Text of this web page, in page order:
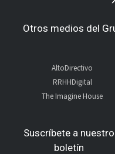
Otros medios del
AltoDirectivo
RRHHDigital
The Imagine House
Suscríbete a nuestro
boletín